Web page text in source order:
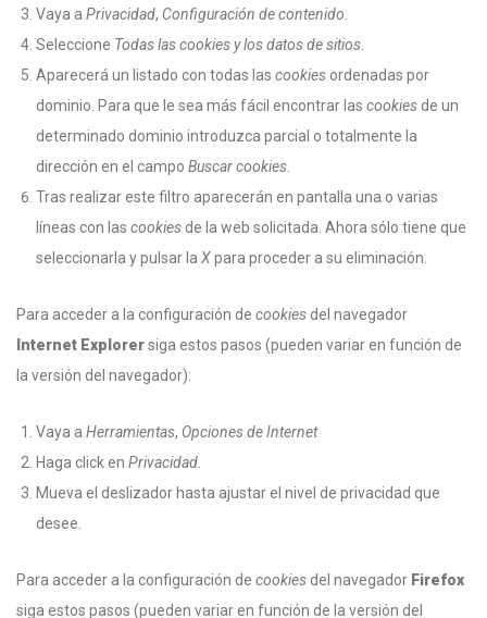
Vaya a Privacidad, Configuración de contenido
Seleccione Todas lascookiesy los datos de sitios
Aparecerá un listado con todas las cookies ordenadas por
dominio. Para que le sea más fácil encontrar las cookies de un
determinado dominio introduzca parcial o totalmente la
dirección en el campo Buscar cookies
Tras realizar este filtro aparecerán en pantalla una o varias
líneas con las cookies de la web solicitada. Ahora sólo tiene que
seleccionarla y pulsar la Xpara proceder a su eliminación.
Para acceder a la configuración de cookies del navegador
Internet Explorersiga estos pasos (pueden variar en función de
la versión del navegador):
Vaya a Herramientas, Opciones de Internet
Haga click en Privacidad
Mueva el deslizador hasta ajustar el nivel de privacidad que
desee.
Para acceder a la configuración de cookies del navegador Firefox
siga estos pasos (pueden variar en función de la versión del